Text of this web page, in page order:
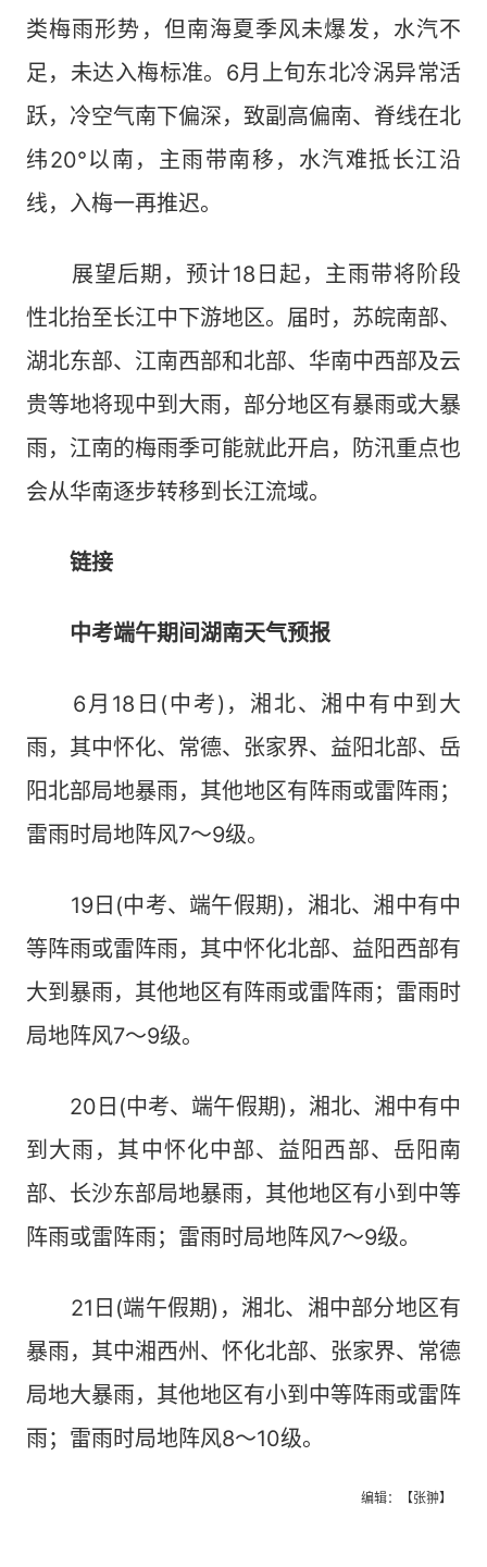
类梅雨形势，但南海夏季风未爆发，水汽不
足，未达入梅标准。6月上旬东北冷涡异常活
跃，冷空气南下偏深，致副高偏南、脊线在北
纬20°以南，主雨带南移，水汽难抵长江沿
线，入梅一再推迟。
展望后期，预计18日起，主雨带将阶段
性北抬至长江中下游地区。届时，苏皖南部、
湖北东部、江南西部和北部、华南中西部及云
贵等地将现中到大雨，部分地区有暴雨或大暴
雨，江南的梅雨季可能就此开启，防汛重点也
会从华南逐步转移到长江流域。
链接
中考端午期间湖南天气预报
6月18日(中考)，湘北、湘中有中到大
雨，其中怀化、常德、张家界、益阳北部、岳
阳北部局地暴雨，其他地区有阵雨或雷阵雨；
雷雨时局地阵风7～9级。
19日(中考、端午假期)，湘北、湘中有中
等阵雨或雷阵雨，其中怀化北部、益阳西部有
大到暴雨，其他地区有阵雨或雷阵雨；雷雨时
局地阵风7～9级。
20日(中考、端午假期)，湘北、湘中有中
到大雨，其中怀化中部、益阳西部、岳阳南
部、长沙东部局地暴雨，其他地区有小到中等
阵雨或雷阵雨；雷雨时局地阵风7～9级。
21日(端午假期)，湘北、湘中部分地区有
暴雨，其中湘西州、怀化北部、张家界、常德
局地大暴雨，其他地区有小到中等阵雨或雷阵
雨；雷雨时局地阵风8～10级。
编辑：【张翀】